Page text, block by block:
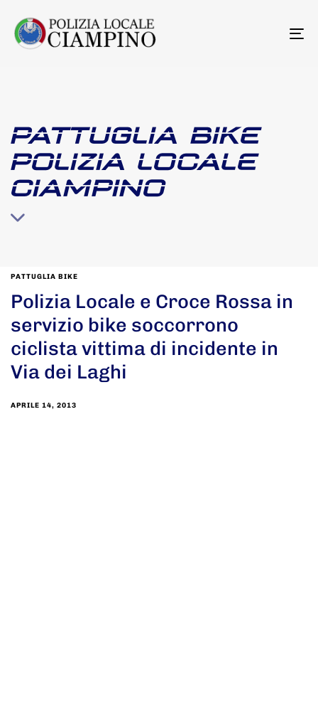
PATTUGLIA BIKE
POLIZIA LOCALE
CIAMPINO
PATTUGLIA BIKE
Polizia Locale e Croce Rossa in
servizio bike soccorrono
ciclista vittima di incidente in
Via dei Laghi
APRILE 14, 2013